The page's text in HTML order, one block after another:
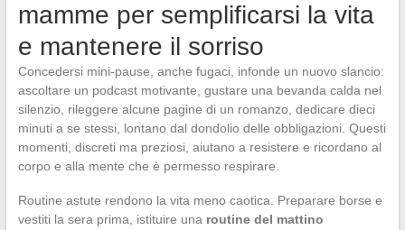
mamme per semplificarsi la vita
e mantenere il sorriso
Concedersi mini-pause, anche fugaci, infonde un nuovo slancio:
ascoltare un podcast motivante, gustare una bevanda calda nel
silenzio, rileggere alcune pagine di un romanzo, dedicare dieci
minuti a se stessi, lontano dal dondolio delle obbligazioni. Questi
momenti, discreti ma preziosi, aiutano a resistere e ricordano al
corpo e alla mente che è permesso respirare.
Routine astute rendono la vita meno caotica. Preparare borse e
vestiti la sera prima, istituire una routine del mattino